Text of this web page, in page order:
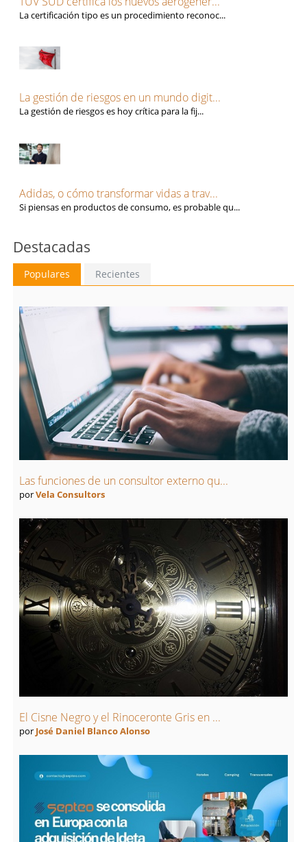
La certificación tipo es un procedimiento reconoc...
La gestión de riesgos en un mundo digit...
La gestión de riesgos es hoy crítica para la fij...
Adidas, o cómo transformar vidas a trav...
Si piensas en productos de consumo, es probable qu...
Destacadas
Populares Recientes
Las funciones de un consultor externo qu...
porVela Consultors
El Cisne Negro y el Rinoceronte Gris en ...
por José Daniel Blanco Alonso